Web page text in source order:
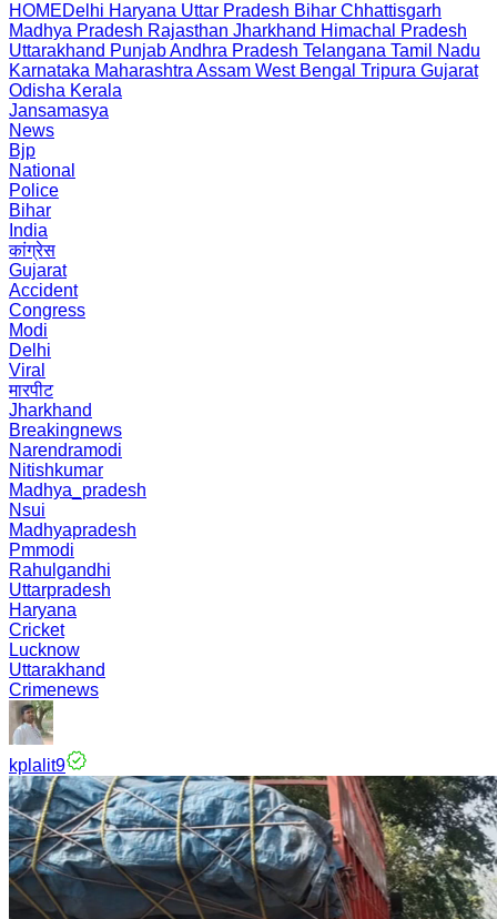
HOMEDelhi Haryana Uttar Pradesh Bihar Chhattisgarh
Madhya Pradesh Rajasthan Jharkhand Himachal Pradesh
Uttarakhand PunjabAndhra Pradesh Telangana Tamil Nadu
Karnataka Maharashtra Assam West Bengal Tripura Gujarat
Odisha Kerala
Jansamasya
News
Bjp
National
Police
Bihar
India
कांग्रेस
Gujarat
Accident
Congress
Modi
Delhi
Viral
मारपीट
Jharkhand
Breakingnews
Narendramodi
Nitishkumar
Madhya_pradesh
Nsui
Madhyapradesh
Pmmodi
Rahulgandhi
Uttarpradesh
Haryana
Cricket
Lucknow
Uttarakhand
Crimenews
kplalit9